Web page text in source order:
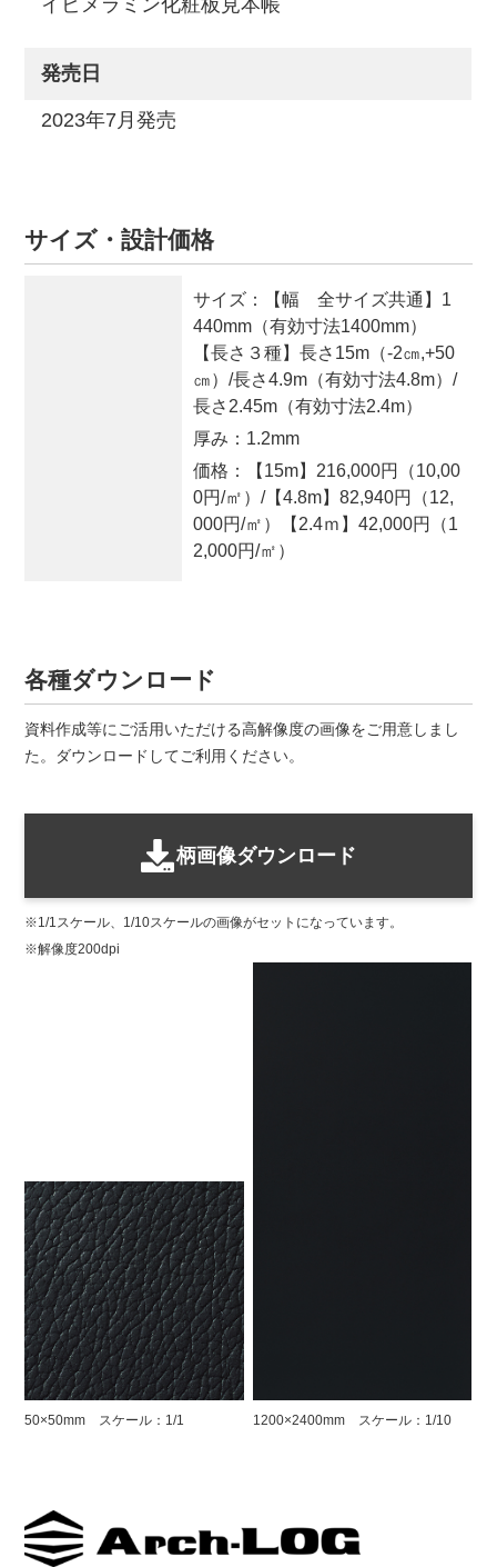
イビメラミン化粧板見本帳
発売日
2023年7月発売
サイズ・設計価格
サイズ：
【幅 全サイズ共通】1
440mm（有効寸法1400mm）
【長さ３種】長さ15m（-2㎝,+50
㎝）/長さ4.9m（有効寸法4.8m）/
長さ2.45m（有効寸法2.4m）
厚み： 1.2mm
価格：
【15m】216,000円（10,00
0円/㎡）/【4.8m】82,940円（12,
000円/㎡）【2.4ｍ】42,000円（1
2,000円/㎡）
各種ダウンロード
資料作成等にご活用いただける高解像度の画像をご用意しまし
た。ダウンロードしてご利用ください。
柄画像ダウンロード
1/1スケール、1/10スケールの画像がセットになっています。
解像度200dpi
50×50mm スケール：1/1 1200×2400mm スケール：1/10